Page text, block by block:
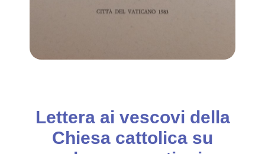
Lettera ai vescovi della
Chiesa cattolica su